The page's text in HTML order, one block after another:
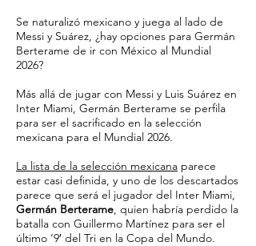
Se naturalizó mexicano y juega al lado de
Messi y Suárez, ¿hay opciones para Germán
Berterame de ir con México al Mundial
2026?
Más allá de jugar con Messi y Luis Suárez en
Inter Miami, Germán Berterame se perfila
para ser el sacrificado en la selección
mexicana para el Mundial 2026.
La lista de la selección mexicana parece
estar casi definida, y uno de los descartados
parece que será el jugador del Inter Miami,
Germán Berterame, quien habría perdido la
batalla con Guillermo Martínez para ser el
último ‘9′ del Tri en la Copa del Mundo.